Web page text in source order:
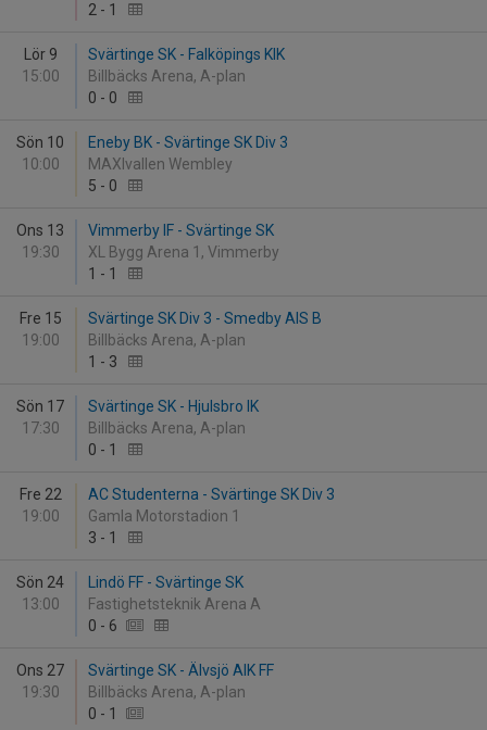
2 - 1
Lör 9
15:00
Svärtinge SK - Falköpings KIK
Billbäcks Arena, A-plan
0 - 0
Sön 10
10:00
Eneby BK - Svärtinge SK Div 3
MAXIvallen Wembley
5 - 0
Ons 13
19:30
Vimmerby IF - Svärtinge SK
XL Bygg Arena 1, Vimmerby
1 - 1
Fre 15
19:00
Svärtinge SK Div 3 - Smedby AIS B
Billbäcks Arena, A-plan
1 - 3
Sön 17
17:30
Svärtinge SK - Hjulsbro IK
Billbäcks Arena, A-plan
0 - 1
Fre 22
19:00
AC Studenterna - Svärtinge SK Div 3
Gamla Motorstadion 1
3 - 1
Sön 24
13:00
Lindö FF - Svärtinge SK
Fastighetsteknik Arena A
0 - 6
Ons 27
19:30
Svärtinge SK - Älvsjö AIK FF
Billbäcks Arena, A-plan
0 - 1